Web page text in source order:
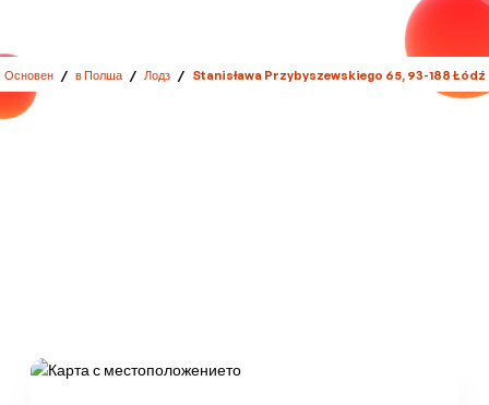
Основен / в Полша / Лодз / Stanisława Przybyszewskiego 65, 93-188 Łódź